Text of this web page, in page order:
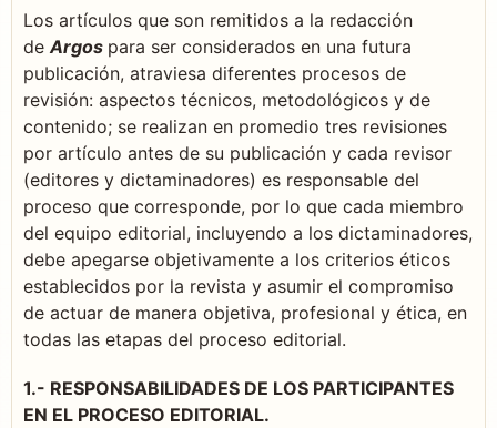
Los artículos que son remitidos a la redacción
de Argos para ser considerados en una futura
publicación, atraviesa diferentes procesos de
revisión: aspectos técnicos, metodológicos y de
contenido; se realizan en promedio tres revisiones
por artículo antes de su publicación y cada revisor
(editores y dictaminadores) es responsable del
proceso que corresponde, por lo que cada miembro
del equipo editorial, incluyendo a los dictaminadores,
debe apegarse objetivamente a los criterios éticos
establecidos por la revista y asumir el compromiso
de actuar de manera objetiva, profesional y ética, en
todas las etapas del proceso editorial.
1.- RESPONSABILIDADES DE LOS PARTICIPANTES
EN EL PROCESO EDITORIAL.